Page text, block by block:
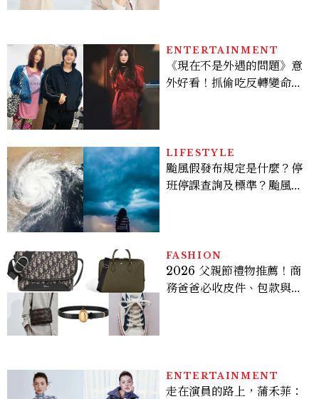
ENTERTAINMENT
《現在不是外遇的問題》意
外好看！抓偷吃反轉變命
看點懶人包
LIFESTYLE
颱風假發布規定是什麼？停
班停課查詢及標準？颱風假
FASHION
2026 父親節禮物推薦！商
務爸爸必收皮件、包款與鞋
ENTERTAINMENT
走在演員的路上，蒲禾菲：